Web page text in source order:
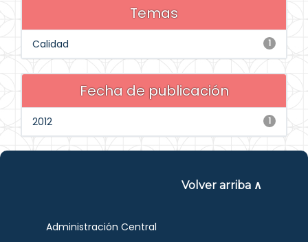
Temas
1
Calidad
Fecha de publicación
1
2012
Volver arriba ∧
Administración Central